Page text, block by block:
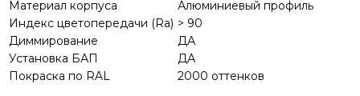
Материал корпуса
Алюминиевый профиль
Индекс цветопередачи (Ra) > 90
Диммирование
ДА
Установка БАП
ДА
Покраска по RAL
2000 оттенков